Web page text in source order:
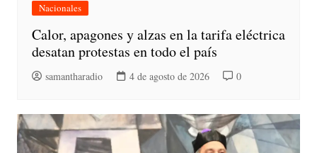
Nacionales
Calor, apagones y alzas en la tarifa eléctrica
desatan protestas en todo el país
samantharadio 4 de agosto de 2026 0